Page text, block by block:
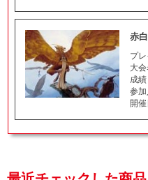
赤
プレ
大会
成績
参加
開催